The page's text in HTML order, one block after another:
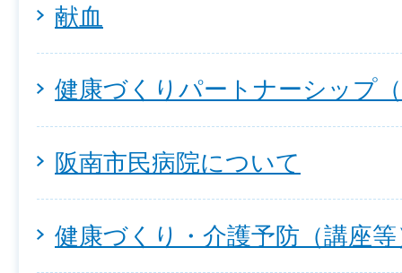
献血
健康づくりパートナーシップ
阪南市民病院について
健康づくり・介護予防（講座